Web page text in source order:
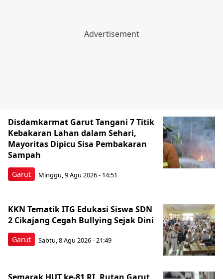
Garut
Disdamkarmat Garut Tangani 7 Titik
Kebakaran Lahan dalam Sehari,
Mayoritas Dipicu Sisa Pembakaran
Sampah
Minggu, 9 Agu 2026 - 14:51
Garut
KKN Tematik ITG Edukasi Siswa SDN
2 Cikajang Cegah Bullying Sejak Dini
Sabtu, 8 Agu 2026 - 21:49